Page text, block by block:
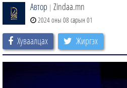
Автор | Zindaa.mn
2024 оны 08 сарын 01
Хуваалцах Жиргэх